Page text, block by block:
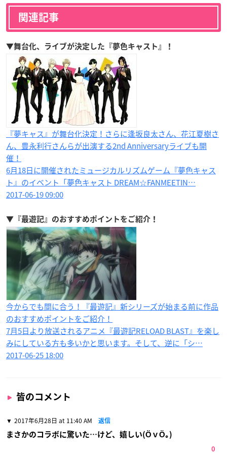
関連記事
▼舞台化、ライブが決定した『夢色キャスト』！
『夢キャス』が舞台化決定！さらに逢坂良太さん、花江夏樹さ
ん、豊永利行さんらが出演する2nd Anniversaryライブも開
催！
6月18日に開催されたミュージカルリズムゲーム『夢色キャス
ト』のイベント「夢色キャスト DREAM☆FANMEETIN…
2017-06-19 09:00
▼『最遊記』のおすすめポイントをご紹介！
今からでも間に合う！『最遊記』新シリーズが始まる前に作品
のおすすめポイントをご紹介！
7月5日より放送されるアニメ『最遊記RELOAD BLAST』を楽し
みにしている方も多いかと思います。そして、逆に「シ…
2017-06-25 18:00
皆のコメント
2017年6月28日 at 11:40 AM 返信
まさかのコラボに驚いた…けど、嬉しい(ӦｖӦ｡)
0